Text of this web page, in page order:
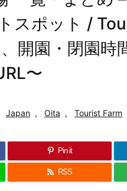
スポット /
開園・閉園時
〜
Japan , Oita , Tourist Farm
Pin it
RSS